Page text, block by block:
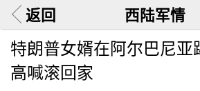
返回 西陆军情
特朗普女婿在阿尔巴尼亚
高喊滚回家